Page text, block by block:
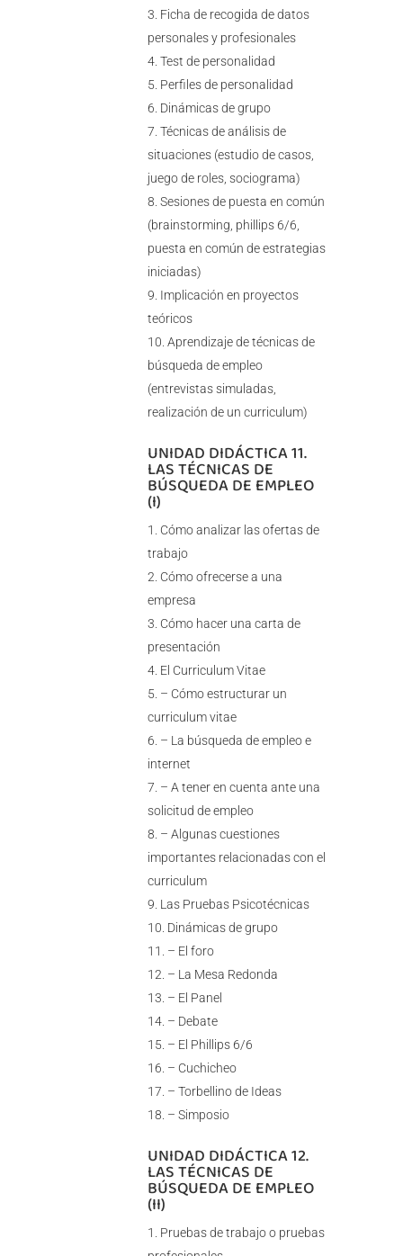
Ficha de recogida de datos
personales y profesionales
Test de personalidad
Perfiles de personalidad
Dinámicas de grupo
Técnicas de análisis de
situaciones (estudio de casos,
juego de roles, sociograma)
Sesiones de puesta en común
(brainstorming, phillips 6/6,
puesta en común de estrategias
iniciadas)
Implicación en proyectos
teóricos
Aprendizaje de técnicas de
búsqueda de empleo
(entrevistas simuladas,
realización de un curriculum)
UNIDAD DIDÁCTICA 11.
LAS TÉCNICAS DE
BÚSQUEDA DE EMPLEO
(I)
Cómo analizar las ofertas de
trabajo
Cómo ofrecerse a una
empresa
Cómo hacer una carta de
presentación
El Curriculum Vitae
– Cómo estructurar un
curriculum vitae
– La búsqueda de empleo e
internet
– A tener en cuenta ante una
solicitud de empleo
– Algunas cuestiones
importantes relacionadas con el
curriculum
Las Pruebas Psicotécnicas
Dinámicas de grupo
– El foro
– La Mesa Redonda
– El Panel
– Debate
– El Phillips 6/6
– Cuchicheo
– Torbellino de Ideas
– Simposio
UNIDAD DIDÁCTICA 12.
LAS TÉCNICAS DE
BÚSQUEDA DE EMPLEO
(II)
Pruebas de trabajo o pruebas